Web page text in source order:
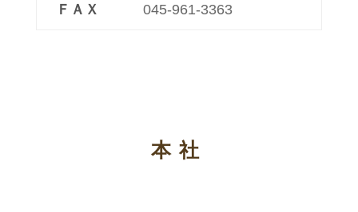
ＦＡＸ 045-961-3363
本社